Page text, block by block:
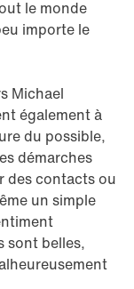
le monde
importe le
Michael
également à
du possible,
démarches
des contacts ou
un simple
sont belles,